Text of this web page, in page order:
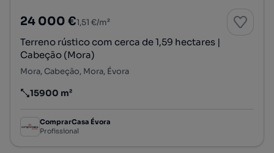
24 000 €1,51 €/m²
Terreno rústico com cerca de 1,59 hectares |
Cabeção (Mora)
Mora, Cabeção, Mora, Évora
Preço por metro quadrado
15900 m²
ComprarCasa Évora
Profissional